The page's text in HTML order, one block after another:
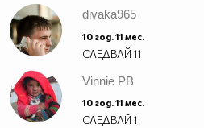
divaka965
10 год. 11 мес.
СЛЕДВАЙ11
Vinnie PB
10 год. 11 мес.
СЛЕДВАЙ1